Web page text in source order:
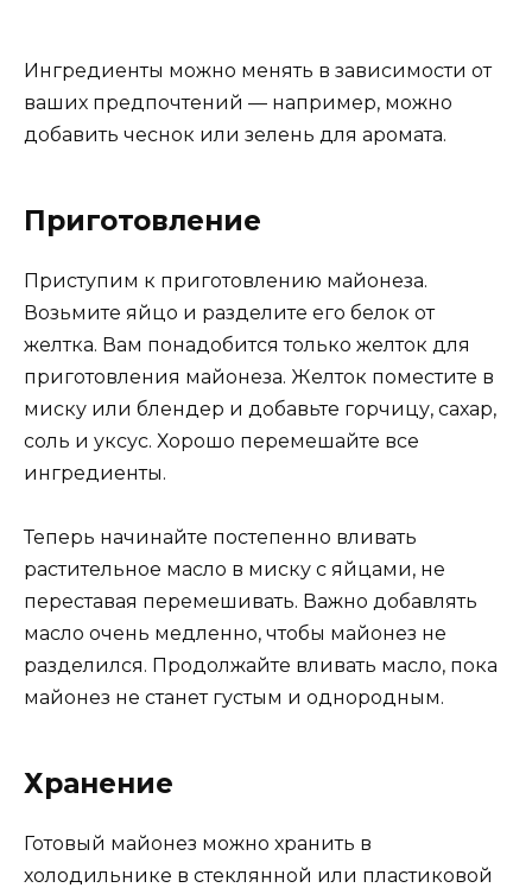
Ингредиенты можно менять в зависимости от
ваших предпочтений — например, можно
добавить чеснок или зелень для аромата.
Приготовление
Приступим к приготовлению майонеза.
Возьмите яйцо и разделите его белок от
желтка. Вам понадобится только желток для
приготовления майонеза. Желток поместите в
миску или блендер и добавьте горчицу, сахар,
соль и уксус. Хорошо перемешайте все
ингредиенты.
Теперь начинайте постепенно вливать
растительное масло в миску с яйцами, не
переставая перемешивать. Важно добавлять
масло очень медленно, чтобы майонез не
разделился. Продолжайте вливать масло, пока
майонез не станет густым и однородным.
Хранение
Готовый майонез можно хранить в
холодильнике в стеклянной или пластиковой